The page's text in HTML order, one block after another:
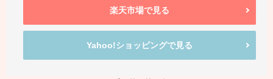
楽天市場で見る
Yahoo!ショッピングで見る